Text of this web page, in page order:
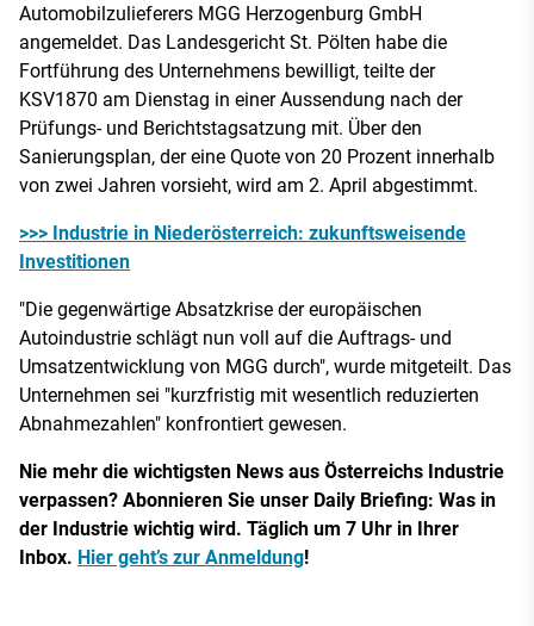
Automobilzulieferers MGG Herzogenburg GmbH
angemeldet. Das Landesgericht St. Pölten habe die
Fortführung des Unternehmens bewilligt, teilte der
KSV1870 am Dienstag in einer Aussendung nach der
Prüfungs- und Berichtstagsatzung mit. Über den
Sanierungsplan, der eine Quote von 20 Prozent innerhalb
von zwei Jahren vorsieht, wird am 2. April abgestimmt.
>>> Industrie in Niederösterreich: zukunftsweisende
Investitionen
"Die gegenwärtige Absatzkrise der europäischen
Autoindustrie schlägt nun voll auf die Auftrags- und
Umsatzentwicklung von MGG durch", wurde mitgeteilt. Das
Unternehmen sei "kurzfristig mit wesentlich reduzierten
Abnahmezahlen" konfrontiert gewesen.
Nie mehr die wichtigsten News aus Österreichs Industrie
verpassen? Abonnieren Sie unser Daily Briefing: Was in
der Industrie wichtig wird. Täglich um 7 Uhr in Ihrer
Inbox. Hier geht’s zur Anmeldung!